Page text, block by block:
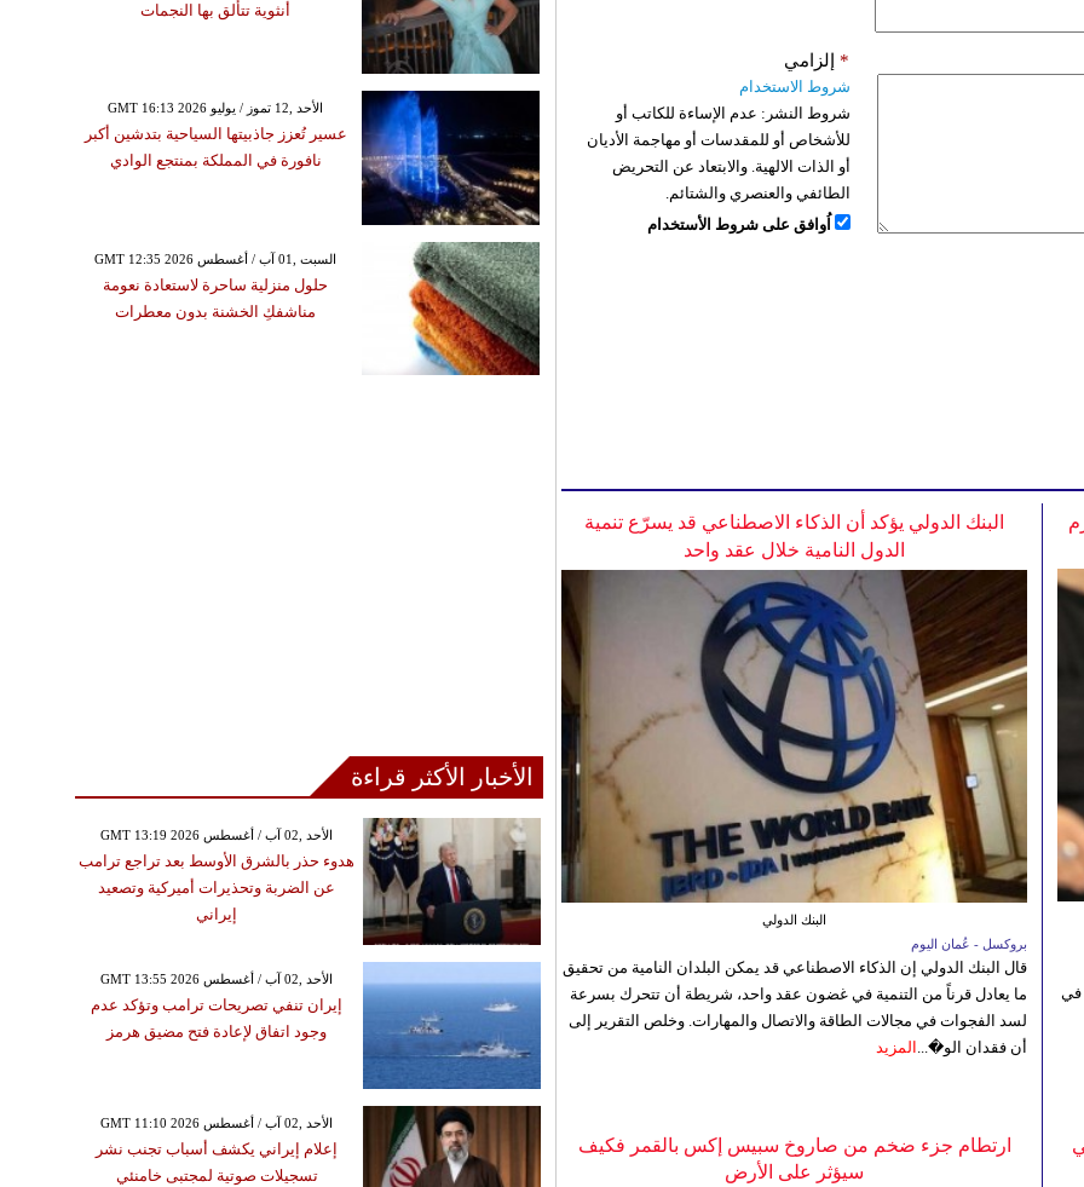
إلزامي *
شروط الاستخدام
شروط النشر: عدم الإساءة للكاتب أو
للأشخاص أو للمقدسات أو مهاجمة الأديان
أو الذات الالهية. والابتعاد عن التحريض
الطائفي والعنصري والشتائم.
اُوافق على شروط الأستخدام
البنك الدولي يؤكد أن الذكاء الاصطناعي قد يسرّع تنمية
الدول النامية خلال عقد واحد
البنك الدولي
بروكسل - عُمان اليوم
قال البنك الدولي إن الذكاء الاصطناعي قد يمكن البلدان النامية من تحقيق
ما يعادل قرناً من التنمية في غضون عقد واحد، شريطة أن تتحرك بسرعة
لسد الفجوات في مجالات الطاقة والاتصال والمهارات. وخلص التقرير إلى
أن فقدان الو�... المزيد
في
ارتطام جزء ضخم من صاروخ سبيس إكس بالقمر فكيف
سيؤثر على الأرض
أنثوية تتألق بها النجمات
GMT 16:13 2026 الأحد ,12 تموز / يوليو
عسير تُعزز جاذبيتها السياحية بتدشين أكبر
نافورة في المملكة بمنتجع الوادي
GMT 12:35 2026 السبت ,01 آب / أغسطس
حلول منزلية ساحرة لاستعادة نعومة
مناشفكِ الخشنة بدون معطرات
الأخبار الأكثر قراءة
GMT 13:19 2026 الأحد ,02 آب / أغسطس
هدوء حذر بالشرق الأوسط بعد تراجع ترامب
عن الضربة وتحذيرات أميركية وتصعيد
إيراني
GMT 13:55 2026 الأحد ,02 آب / أغسطس
إيران تنفي تصريحات ترامب وتؤكد عدم
وجود اتفاق لإعادة فتح مضيق هرمز
GMT 11:10 2026 الأحد ,02 آب / أغسطس
إعلام إيراني يكشف أسباب تجنب نشر
تسجيلات صوتية لمجتبى خامنئي